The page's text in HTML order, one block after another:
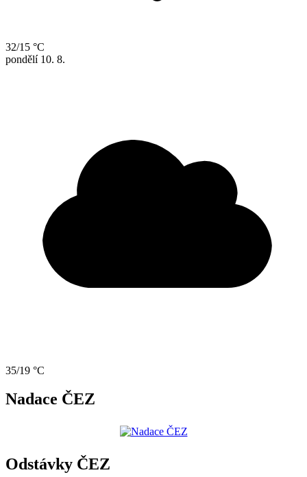
32/15 °C
pondělí 10. 8.
35/19 °C
Nadace ČEZ
Odstávky ČEZ